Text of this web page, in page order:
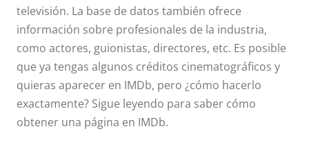
televisión. La base de datos también ofrece
información sobre profesionales de la industria,
como actores, guionistas, directores, etc. Es posible
que ya tengas algunos créditos cinematográficos y
quieras aparecer en IMDb, pero ¿cómo hacerlo
exactamente? Sigue leyendo para saber cómo
obtener una página en IMDb.